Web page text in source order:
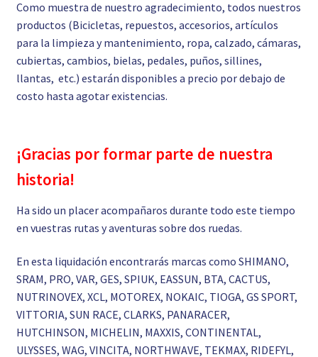
Como muestra de nuestro agradecimiento, todos nuestros
productos (Bicicletas, repuestos, accesorios, artículos
para la limpieza y mantenimiento, ropa, calzado, cámaras,
cubiertas, cambios, bielas, pedales, puños, sillines,
llantas, etc.) estarán disponibles a precio por debajo de
costo hasta agotar existencias.
¡Gracias por formar parte de nuestra
historia!
Ha sido un placer acompañaros durante todo este tiempo
en vuestras rutas y aventuras sobre dos ruedas.
En esta liquidación encontrarás marcas como SHIMANO,
SRAM, PRO, VAR, GES, SPIUK, EASSUN, BTA, CACTUS,
NUTRINOVEX, XCL, MOTOREX, NOKAIC, TIOGA, GS SPORT,
VITTORIA, SUN RACE, CLARKS, PANARACER,
HUTCHINSON, MICHELIN, MAXXIS, CONTINENTAL,
ULYSSES, WAG, VINCITA, NORTHWAVE, TEKMAX, RIDEFYL,